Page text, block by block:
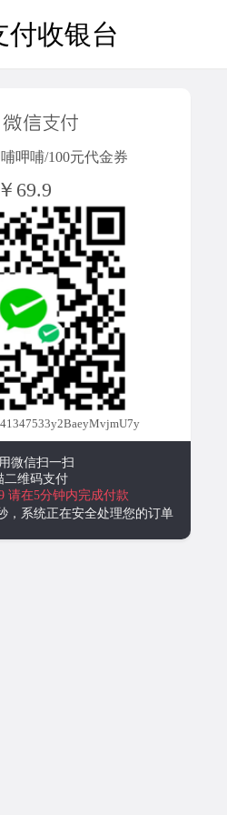
付收银台
呷哺/100元代金券
￥69.9
微信扫一扫
二维码支付
请在5分钟内完成付款
，系统正在安全处理您的订单